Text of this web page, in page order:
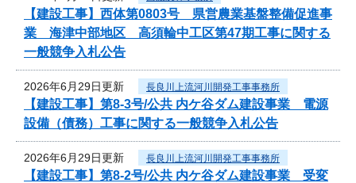
【建設工事】西体第0803号 県営農業基盤整備促進事
業 海津中部地区 高須輪中工区第47期工事に関する
一般競争入札公告
2026年6月29日更新 長良川上流河川開発工事事務所
【建設工事】第8-3号/公共 内ケ谷ダム建設事業 電源
設備（債務）工事に関する一般競争入札公告
2026年6月29日更新 長良川上流河川開発工事事務所
【建設工事】第8-2号/公共 内ケ谷ダム建設事業 受変